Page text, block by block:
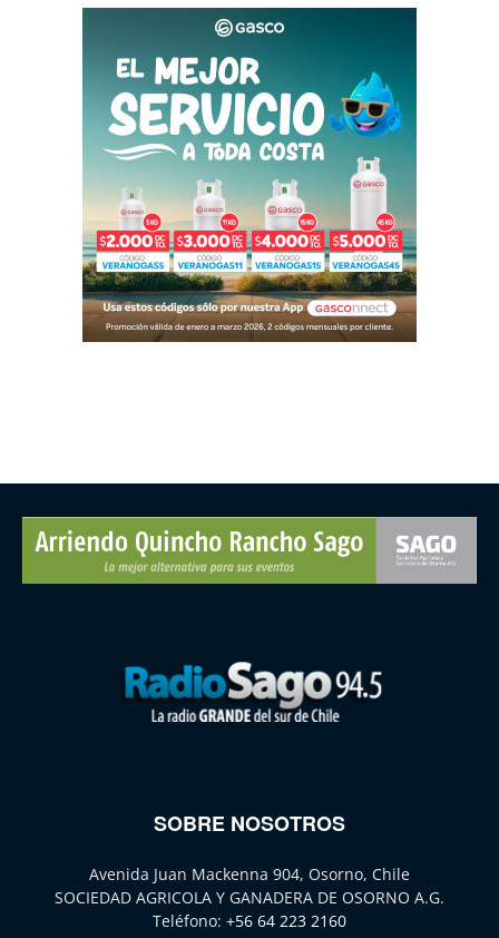
SOBRE NOSOTROS
Avenida Juan Mackenna 904, Osorno, Chile
SOCIEDAD AGRICOLA Y GANADERA DE OSORNO A.G.
Teléfono: +56 64 223 2160